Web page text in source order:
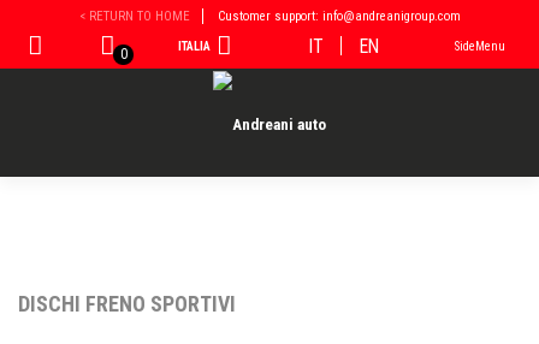
contenuto
< RETURN TO HOME Customer support: info@andreanigroup.com
0 ITALIA IT EN SideMenu
DISCHI FRENO SPORTIVI